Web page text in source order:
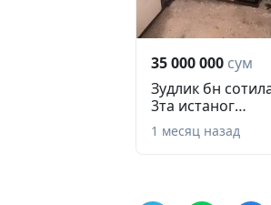
35 000 000 сум
Зудлик бн
3та истаног
1аверлог 10кллас
1 месяц назад